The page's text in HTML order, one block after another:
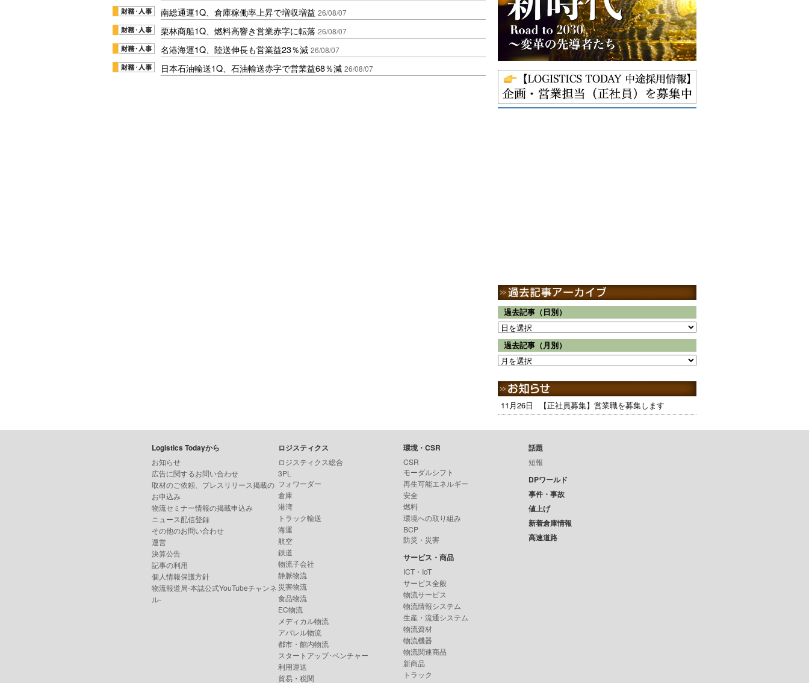
南総通運1Q、倉庫稼働率上昇で増収増益 26/08/07
栗林商船1Q、燃料高響き営業赤字に転落 26/08/07
名港海運1Q、陸送伸長も営業益23％減 26/08/07
日本石油輸送1Q、石油輸送赤字で営業益68％減 26/08/07
過去記事（日別）
過去記事（月別）
11月26日 【正社員募集】営業職を募集します
Logistics Todayから
お知らせ
広告に関するお問い合わせ
取材のご依頼、プレスリリース掲載の
お申込み
物流セミナー情報の掲載申込み
ニュース配信登録
その他のお問い合わせ
運営
決算公告
記事の利用
個人情報保護方針
物流報道局-本誌公式YouTubeチャンネ
ル-
ロジスティクス
ロジスティクス総合
3PL
フォワーダー
倉庫
港湾
トラック輸送
海運
航空
鉄道
物流子会社
静脈物流
災害物流
食品物流
EC物流
メディカル物流
アパレル物流
都市・館内物流
スタートアップ･ベンチャー
利用運送
貿易・税関
環境・CSR
CSR
モーダルシフト
再生可能エネルギー
安全
燃料
環境への取り組み
BCP
防災・災害
サービス・商品
ICT・IoT
サービス全般
物流サービス
物流情報システム
生産・流通システム
物流資材
物流機器
物流関連商品
新商品
トラック
話題
短報
DPワールド
事件・事故
値上げ
新着倉庫情報
高速道路